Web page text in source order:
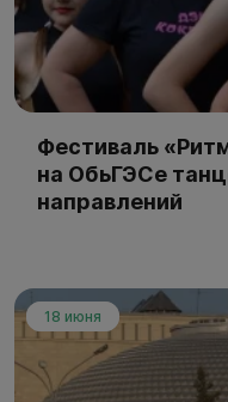
Фестиваль
на ОбьГЭСе
направлений
18 июня